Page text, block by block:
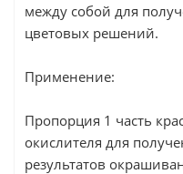
между собой для
цветовых решений.
Применение:
Пропорция 1 часть
окислителя для
результатов